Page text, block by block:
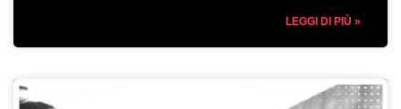
LEGGI DI PIÙ »